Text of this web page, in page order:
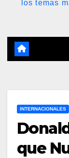
los temas
INTERNACIONALES
que